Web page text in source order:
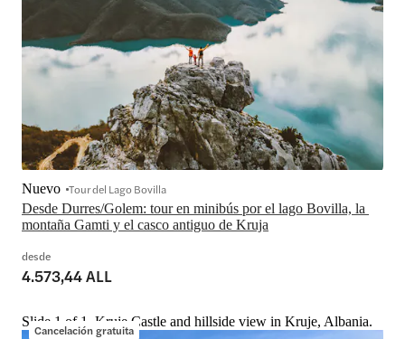
Desde Durres/Golem: tour en minibús por el lago Bovilla, la
montaña Gamti y el casco antiguo de Kruja
Nuevo Tour del Lago Bovilla
desde
4.573,44 ALL
Cancelación gratuita
Slide 1 of 1, Kruje Castle and hillside view in Kruje, Albania.